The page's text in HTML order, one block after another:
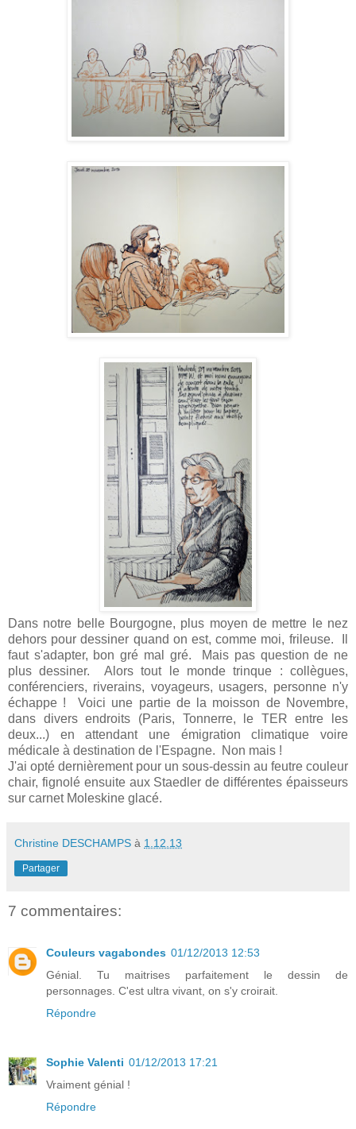
Dans notre belle Bourgogne, plus moyen de mettre le nez
dehors pour dessiner quand on est, comme moi, frileuse. Il
faut s'adapter, bon gré mal gré. Mais pas question de ne
plus dessiner. Alors tout le monde trinque : collègues,
conférenciers, riverains, voyageurs, usagers, personne n'y
échappe ! Voici une partie de la moisson de Novembre,
dans divers endroits (Paris, Tonnerre, le TER entre les
deux...) en attendant une émigration climatique voire
médicale à destination de l'Espagne. Non mais !
J'ai opté dernièrement pour un sous-dessin au feutre couleur
chair, fignolé ensuite aux Staedler de différentes épaisseurs
sur carnet Moleskine glacé.
Christine DESCHAMPS à 1.12.13
Partager
7 commentaires:
Couleurs vagabondes 01/12/2013 12:53
Génial. Tu maitrises parfaitement le dessin de
personnages. C'est ultra vivant, on s'y croirait.
Répondre
Sophie Valenti 01/12/2013 17:21
Vraiment génial !
Répondre